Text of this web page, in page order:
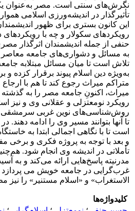
نگرش‌های سنتی است. مصر به‌عنوان
تأثیرگذار در اندیشه‌ورزی اسلامی
این کانون بستری برای ظهور
رویکردهای سکولار و چه با
حنفی از جمله اندیشمندان اثرگذار
به مسائل و دشواری‌های جامعه معاصر
تلاش است تا میان مسائل مبتلابه
به‌ویژه دین اسلام پیوند برقرار کزده
متراکم میراث رجوع کند تا هم با ارجاع
میراث، اکنونِ جامعه مصر را به
رویکرد نومعتزلی و عقلانی وی و نیز
روش‌شناسی‌های نوین غربی سرمشقی
تا آنها بتوانند مسیر وی را ادامه
است تا با نگاهی اجمالی ابتدا به
و بعد با توجه به پروژه فکری و برخی
تأملاتی در اندیشه وی انجام شود.
مدرنیته پاسخ‌‌هایی ارائه می‌کند و به
غرب‌گرایی در جامعه خویش می
الاستغراب» و «اسلام مستنیر» را
کلیدواژه‌ها